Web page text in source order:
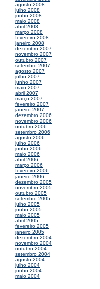
agosto 2008
julho 2008
junho 2008
maio 2008
abril 2008
março 2008
fevereiro 2008
janeiro 2008
dezembro 2007
novembro 2007
outubro 2007
setembro 2007
agosto 2007
julho 2007
junho 2007
maio 2007
abril 2007
março 2007
fevereiro 2007
janeiro 2007
dezembro 2006
novembro 2006
outubro 2006
setembro 2006
agosto 2006
julho 2006
junho 2006
maio 2006
abril 2006
março 2006
fevereiro 2006
janeiro 2006
dezembro 2005
novembro 2005
outubro 2005
setembro 2005
julho 2005
junho 2005
maio 2005
abril 2005
fevereiro 2005
janeiro 2005
dezembro 2004
novembro 2004
outubro 2004
setembro 2004
agosto 2004
julho 2004
junho 2004
maio 2004